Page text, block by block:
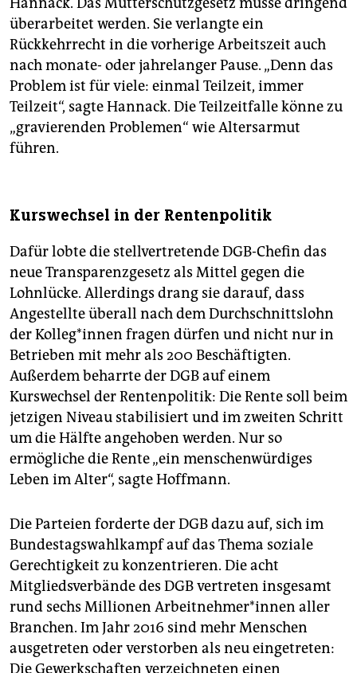
überarbeitet werden. Sie verlangte ein
Rückkehrrecht in die vorherige Arbeitszeit auch
nach monate- oder jahrelanger Pause. „Denn das
Problem ist für viele: einmal Teilzeit, immer
Teilzeit“, sagte Hannack. Die Teilzeitfalle könne zu
„gravierenden Problemen“ wie Altersarmut
führen.
Kurswechsel in der Rentenpolitik
Dafür lobte die stellvertretende DGB-Chefin das
neue Transparenzgesetz als Mittel gegen die
Lohnlücke. Allerdings drang sie darauf, dass
Angestellte überall nach dem Durchschnittslohn
der Kolleg*innen fragen dürfen und nicht nur in
Betrieben mit mehr als 200 Beschäftigten.
Außerdem beharrte der DGB auf einem
Kurswechsel der Rentenpolitik: Die Rente soll beim
jetzigen Niveau stabilisiert und im zweiten Schritt
um die Hälfte angehoben werden. Nur so
ermögliche die Rente „ein menschenwürdiges
Leben im Alter“, sagte Hoffmann.
Die Parteien forderte der DGB dazu auf, sich im
Bundestagswahlkampf auf das Thema soziale
Gerechtigkeit zu konzentrieren. Die acht
Mitgliedsverbände des DGB vertreten insgesamt
rund sechs Millionen Arbeitnehmer*innen aller
Branchen. Im Jahr 2016 sind mehr Menschen
ausgetreten oder verstorben als neu eingetreten:
Die Gewerkschaften verzeichneten einen